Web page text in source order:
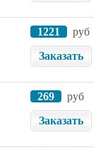
1221
руб
Заказать
269
руб
Заказать